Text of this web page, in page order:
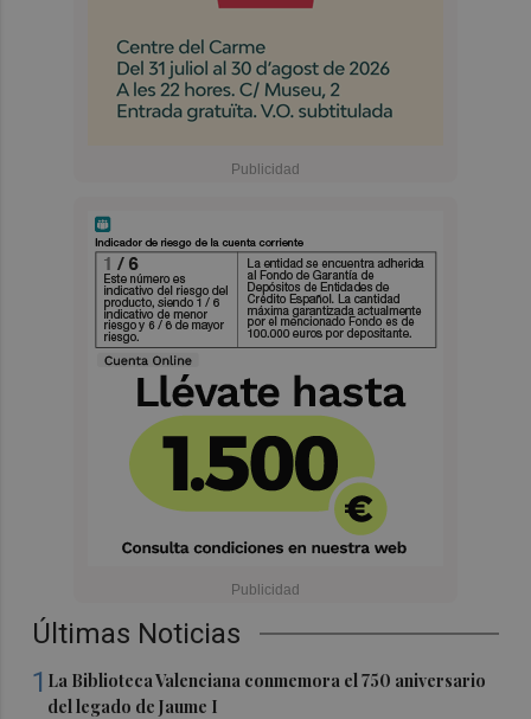
Últimas Noticias
1 La Biblioteca Valenciana conmemora el 750 aniversario
del legado de Jaume I